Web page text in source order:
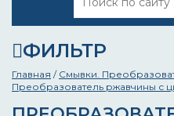
ФИЛЬТР
Главная / Смывки.
Преобразователь ржавчины с